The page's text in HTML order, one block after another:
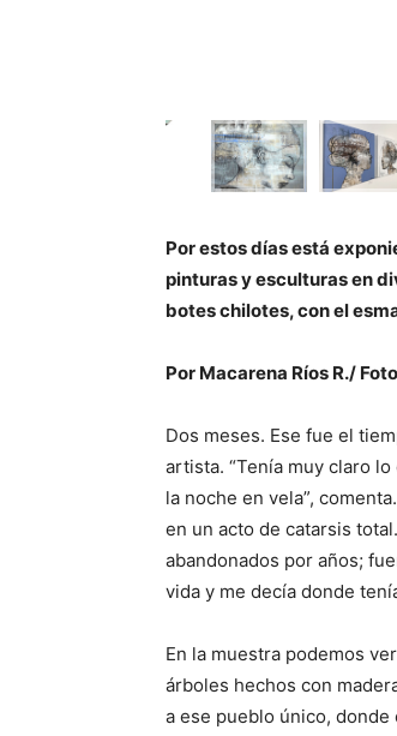
Por estos días está
pinturas y esculturas en
botes chilotes, con el
Por Macarena Ríos R./
Dos meses. Ese fue el
artista. “Tenía muy claro
la noche en vela”,
en un acto de catarsis
abandonados por años;
vida y me decía donde
En la muestra podemos
árboles hechos con
a ese pueblo único,